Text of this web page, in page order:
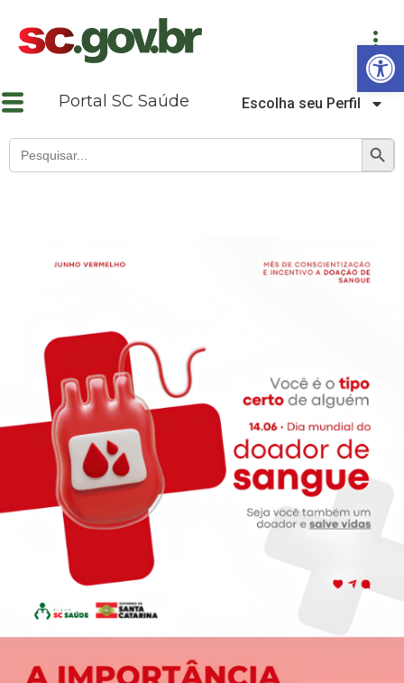
Abrir a barra de ferramentas
Portal SC Saúde Escolha seu Perfil
Search
for:
SEARCH